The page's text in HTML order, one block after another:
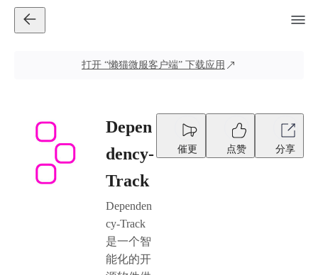
打开 “懒猫微服客户端” 下载应用
Depen
dency-
Track
Dependen
cy-Track
是一个智
能化的开
催更 点赞 分享